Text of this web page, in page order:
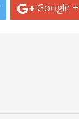
Google +